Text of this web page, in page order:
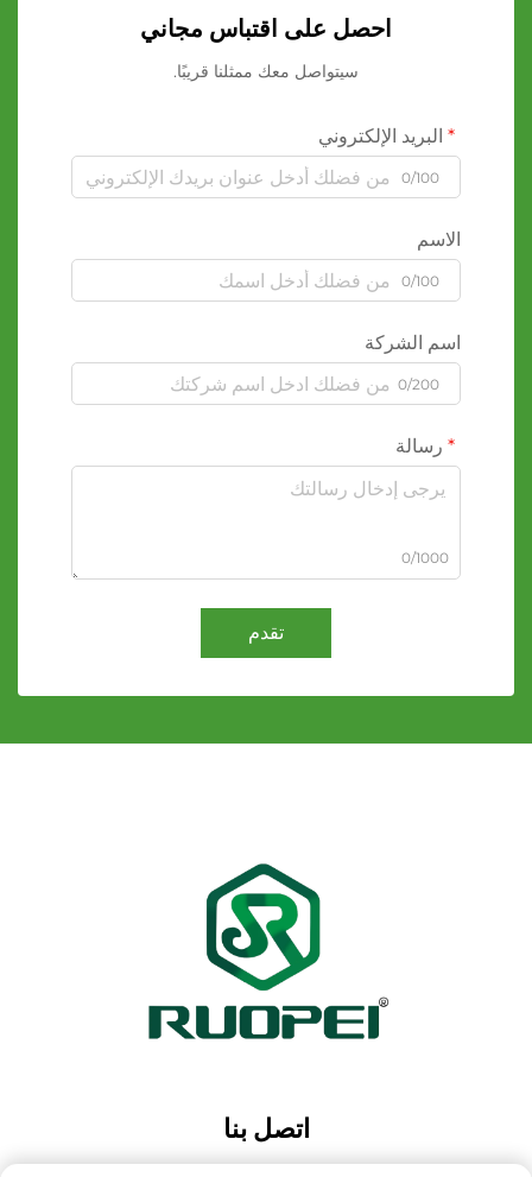
احصل على اقتباس مجاني
سيتواصل معك ممثلنا قريبًا.
البريد الإلكتروني
0/100
الاسم
0/100
اسم الشركة
0/200
رسالة
0/1000
تقدم
اتصل بنا